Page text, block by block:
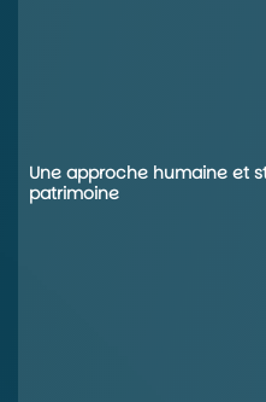
Une approche humaine et
patrimoine